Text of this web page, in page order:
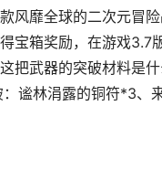
风靡全球的二次元冒
宝箱奖励，在游戏3.7
把武器的突破材料是
谧林涓露的铜符*3、